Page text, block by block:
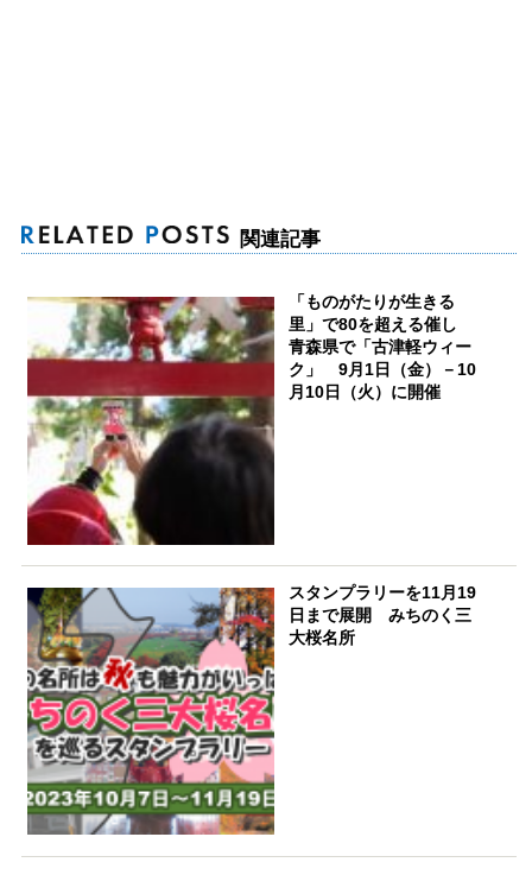
関連記事
「ものがたりが生きる
里」で80を超える催し
青森県で「古津軽ウィー
ク」 9月1日（金）－10
月10日（火）に開催
スタンプラリーを11月19
日まで展開 みちのく三
大桜名所